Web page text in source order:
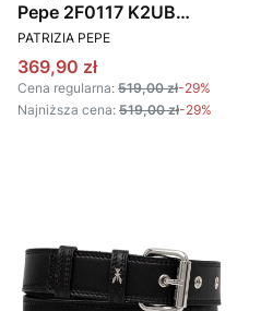
Pepe 2F0117 K2UB
kremowy
PRODUCENT
PATRIZIA PEPE
Cena promocyjna
369,90 zł
Cena regularna: 519,00 zł-29%
Najniższa cena: 519,00 zł-29%